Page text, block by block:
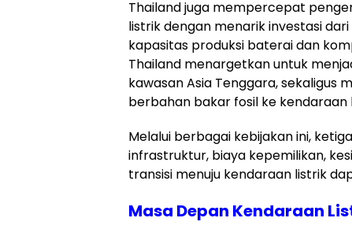
Thailand juga mempercepat
listrik dengan menarik investasi
kapasitas produksi baterai dan
Thailand menargetkan untuk
kawasan Asia Tenggara,
berbahan bakar fosil ke kendaraan
Melalui berbagai kebijakan ini,
infrastruktur, biaya kepemilikan,
transisi menuju kendaraan listrik
Masa Depan Kendaraan